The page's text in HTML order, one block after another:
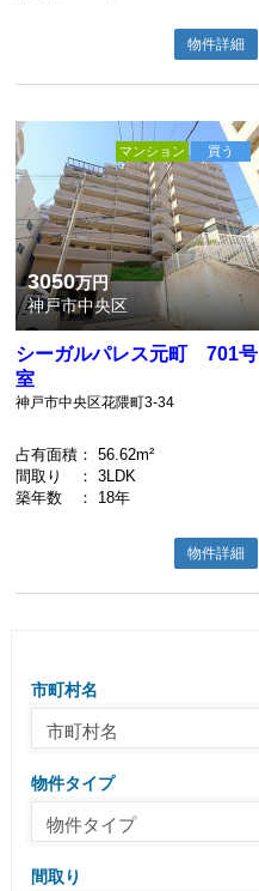
物件詳細
3050万円
神戸市中央区
買う
マンション
シーガルパレス元町 701号
室
神戸市中央区花隈町3-34
占有面積 ： 56.62m²
間取り
： 3LDK
築年数
： 18年
物件詳細
市町村名
市町村名
物件タイプ
物件タイプ
間取り